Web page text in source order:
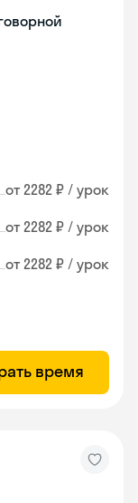
от 2282 ₽ / урок
от 2282 ₽ / урок
от 2282 ₽ / урок
время